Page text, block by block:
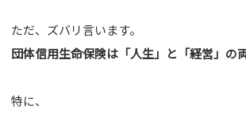
ただ、ズバリ言います。
団体信用生命保険は「人生」と「経営」の
特に、